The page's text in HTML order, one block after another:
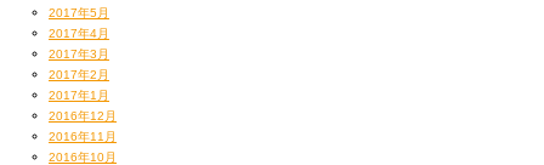
2017年5月
2017年4月
2017年3月
2017年2月
2017年1月
2016年12月
2016年11月
2016年10月